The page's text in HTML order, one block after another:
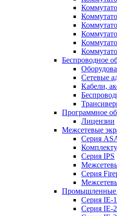
Беспроводное
Сетевые
Кабели,
Программное
Лицензии
Межсетевые
Серия
Серия IPS
Серия
Промышленные
Серия IE-
Серия IE-